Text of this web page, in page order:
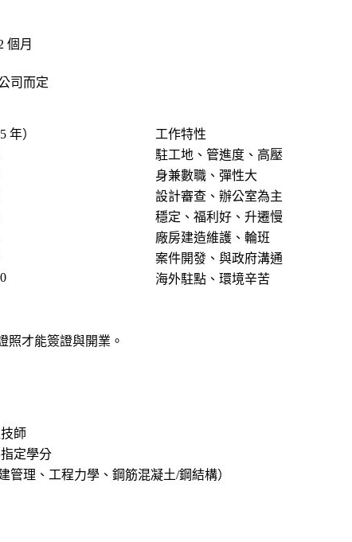
個月
司而定
年） 工作特性
駐工地、管進度、高壓
身兼數職、彈性大
設計審查、辦公室為主
穩定、福利好、升遷慢
廠房建造維護、輪班
案件開發、與政府溝通
海外駐點、環境辛苦
照才能簽證與開業。
師
定學分
理、工程力學、鋼筋混凝土/鋼結構）